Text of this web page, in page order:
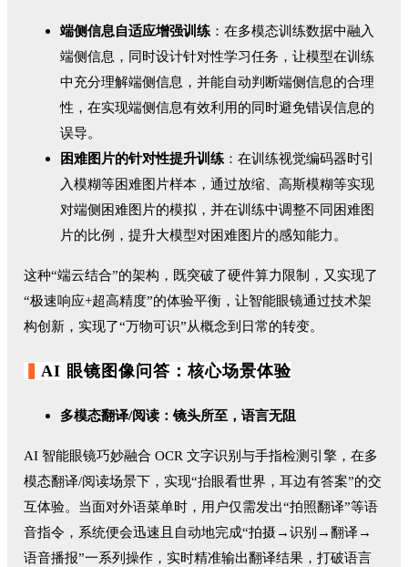
端侧信息自适应增强训练 ：在多模态训练数据中融入
端侧信息，同时设计针对性学习任务，让模型在训练
中充分理解端侧信息，并能自动判断端侧信息的合理
性，在实现端侧信息有效利用的同时避免错误信息的
误导。
困难图片的针对性提升训练 ：在训练视觉编码器时引
入模糊等困难图片样本，通过放缩、高斯模糊等实现
对端侧困难图片的模拟，并在训练中调整不同困难图
片的比例，提升大模型对困难图片的感知能力。
这种“端云结合”的架构，既突破了硬件算力限制，又实现了
“极速响应+超高精度”的体验平衡，让智能眼镜通过技术架
构创新，实现了“万物可识”从概念到日常的转变。
AI 眼镜图像问答：核心场景体验
多模态翻译/阅读 ：镜头所至，语言无阻
AI 智能眼镜巧妙融合 OCR 文字识别与手指检测引擎，在多
模态翻译/阅读场景下，实现“抬眼看世界，耳边有答案”的交
互体验。当面对外语菜单时，用户仅需发出“拍照翻译”等语
音指令，系统便会迅速且自动地完成“拍摄→识别→翻译→
语音播报”一系列操作，实时精准输出翻译结果，打破语言